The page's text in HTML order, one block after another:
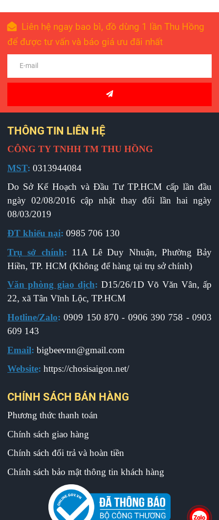
Liên hệ ngay bao bì, đồ dùng 1 lần Thu Hồng
để được tư vấn và báo giá ưu đãi nhất
THÔNG TIN LIÊN HỆ
CÔNG TY TNHH TM THU HỒNG
MST: 0313944084
Do Sở Kế Hoạch và Đầu Tư TP.HCM cấp lần đầu
ngày 02/08/2016 cập nhật thay đổi lần hai ngày
08/03/2019
ĐT khiếu nại: 0985 706 130
Trụ sở chính: 11A Lê Duy Nhuận, Phường Bảy
Hiền, TP. HCM (Không để hàng tại trụ sở chính)
Văn phòng giao dịch: D15/26/1D Võ Văn Vân, ấp
22, xã Tân Vĩnh Lộc, TP.HCM
Hotline/Zalo: 0909 150 870 - 0906 390 758 - 0903
609 143
Email: bigbeevnn@gmail.com
Website: https://chosisaigon.net/
CHÍNH SÁCH BÁN HÀNG
Phương thức thanh toán
Chính sách giao hàng
Chính sách đổi trả và hoàn tiền
Chính sách bảo mật thông tin khách hàng